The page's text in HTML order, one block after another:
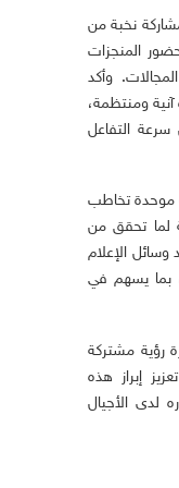
نخبة من
المنجزات
وأكد
ومنتظمة،
سرعة التفاعل
موحدة تخاطب
لما تحقق من
وسائل الإعلام
بما يسهم في
رؤية مشتركة
إبراز هذه
لدى الأجيال